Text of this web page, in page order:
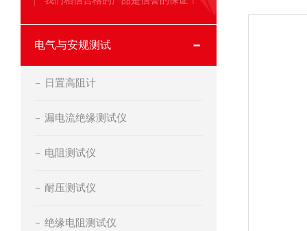
电气与安规测试
日置高阻计
漏电流绝缘测试仪
电阻测试仪
耐压测试仪
绝缘电阻测试仪